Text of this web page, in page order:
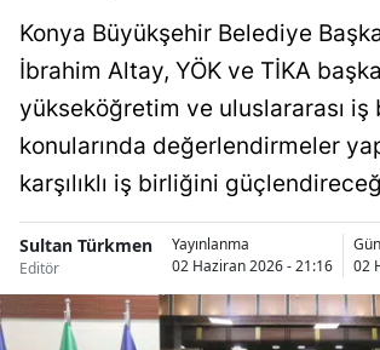
Konya Büyükşehir Belediye
İbrahim Altay, YÖK ve TİKA
yükseköğretim ve uluslararası iş
konularında değerlendirmeler
karşılıklı iş birliğini
Sultan Türkmen
Editör
Yayınlanma
02 Haziran 2026 - 21:16
02